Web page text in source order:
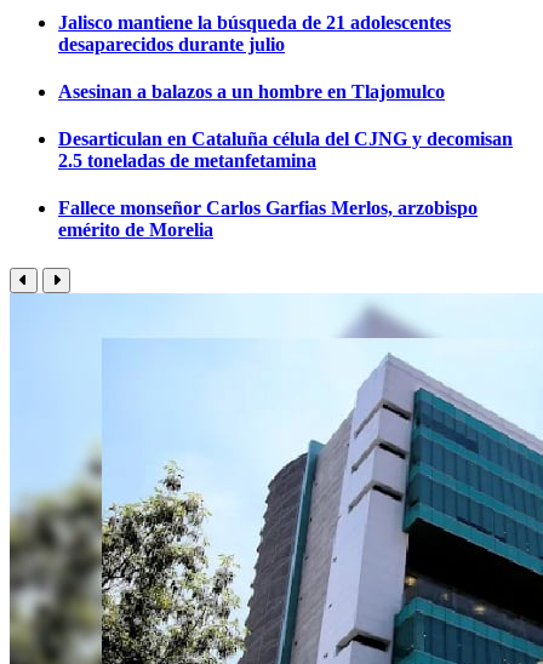
Jalisco mantiene la búsqueda de 21 adolescentes
desaparecidos durante julio
Asesinan a balazos a un hombre en Tlajomulco
Desarticulan en Cataluña célula del CJNG y decomisan
2.5 toneladas de metanfetamina
Fallece monseñor Carlos Garfias Merlos, arzobispo
emérito de Morelia